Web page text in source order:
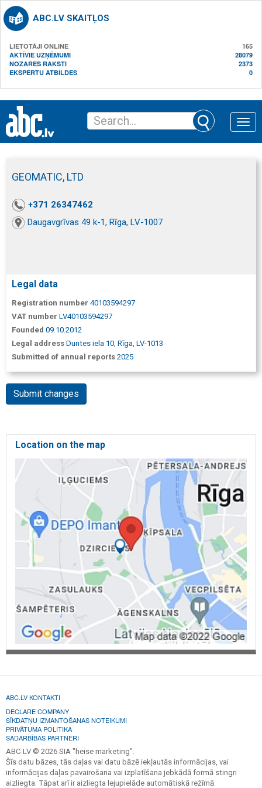
ABC.LV SKAITĻOS
LIETOTĀJI ONLINE
165
AKTĪVIE UZŅĒMUMI
28079
NOZARES RAKSTI
2373
EKSPERTU ATBILDES
0
Toggle
GEOMATIC, LTD
+371 26347462
Daugavgrīvas 49 k-1, Rīga, LV-1007
Legal data
Registration number 40103594297
VAT number LV40103594297
Founded 09.10.2012
Legal address Duntes iela 10, Rīga, LV-1013
Submitted of annual reports 2025
Submit changes
Location on the map
ABC.LV KONTAKTI
DECLARE COMPANY
SĪKDATŅU IZMANTOŠANAS NOTEIKUMI
PRIVĀTUMA POLITIKA
SADARBĪBAS PARTNERI
ABC.LV © 2026 SIA "heise marketing".
Šīs datu bāzes, tās daļas vai datu bāzē iekļautās informācijas, vai
informācijas daļas pavairošana vai izplatīšana jebkādā formā stingri
aizliegta. Tāpat arī ir aizliegta lejupielāde automātiskā režīmā.